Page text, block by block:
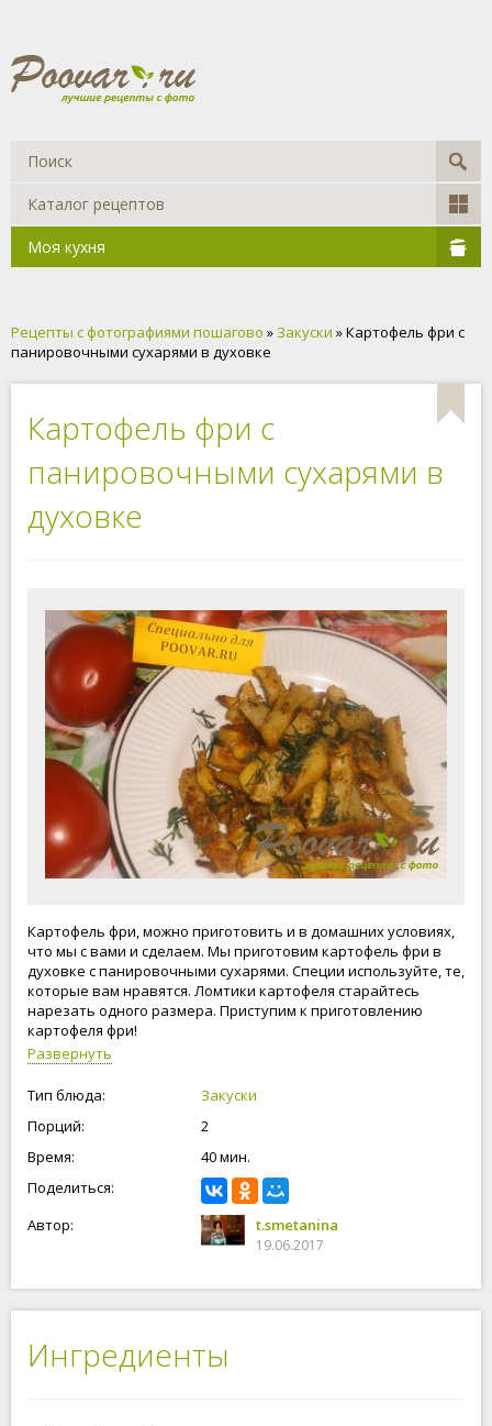
Каталог рецептов
Моя кухня
Рецепты с фотографиями пошагово » Закуски » Картофель фри с
панировочными сухарями в духовке
Картофель фри с
панировочными сухарями в
духовке
Картофель фри, можно приготовить и в домашних условиях,
что мы с вами и сделаем. Мы приготовим картофель фри в
духовке с панировочными сухарями. Специи используйте, те,
которые вам нравятся. Ломтики картофеля старайтесь
нарезать одного размера. Приступим к приготовлению
картофеля фри!
Развернуть
Тип блюда:
Закуски
Порций:
2
Время:
40 мин.
Поделиться:
Автор:
t.smetanina
19.06.2017
Ингредиенты